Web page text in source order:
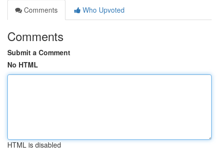
Comments
Who Upvoted
Comments
Submit a Comment
No HTML
HTML is disabled